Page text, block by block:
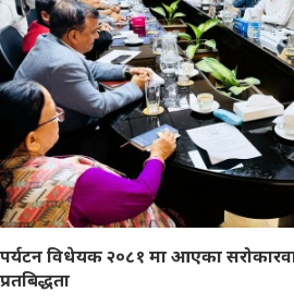
पर्यटन विधेयक २०८१ मा आएका
प्रतबिद्धता